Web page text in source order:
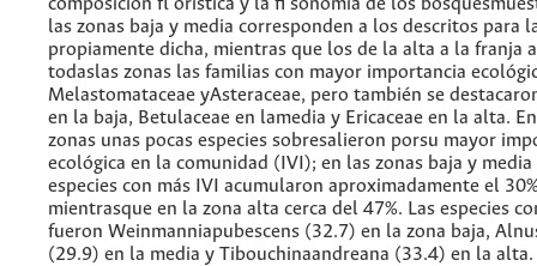
las zonas baja y media corresponden a los descritos para
propiamente dicha, mientras que los de la alta a la franja
todaslas zonas las familias con mayor importancia
Melastomataceae yAsteraceae, pero también se
en la baja, Betulaceae en lamedia y Ericaceae en la alta.
zonas unas pocas especies sobresalieron porsu mayor
ecológica en la comunidad (IVI); en las zonas baja y media
especies con más IVI acumularon aproximadamente el
mientrasque en la zona alta cerca del 47%. Las especies
fueron Weinmanniapubescens (32.7) en la zona baja,
(29.9) en la media y Tibouchinaandreana (33.4) en la alta.